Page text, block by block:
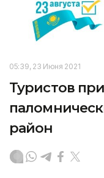
05:39, 23 Июня 2021
Туристов
район